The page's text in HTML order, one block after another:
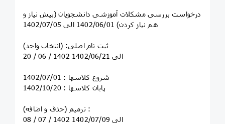
درخواست بررسی مشکلات آموزشی دانشجویان (پیش نیاز و
هم نیاز کردن) 1402/06/01 الی 1402/07/05
ثبت نام اصلی: (انتخاب واحد)
20 / 06 / 1402 الی 1402/06/21
شروع کلاسها : 1402/07/01
پایان کلاسها : 1402/10/20
ترمیم (حذف و اضافه) :
08 / 07 / 1402 الی 1402/07/09